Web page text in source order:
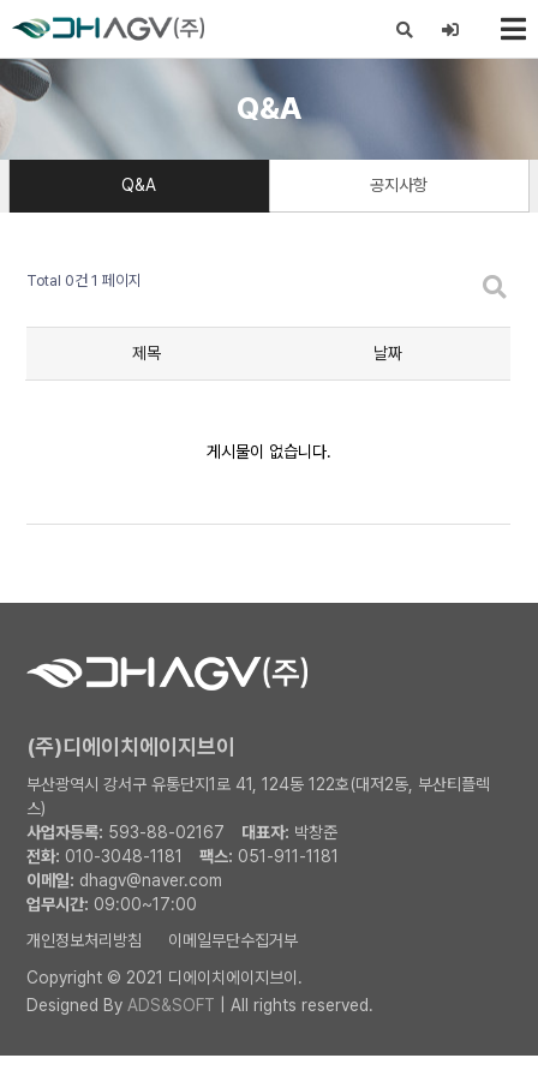
Q&A
Q&A 공지사항
Total 0건 1 페이지
제목 날짜
게시물이 없습니다.
(주)디에이치에이지브이
부산광역시 강서구 유통단지1로 41, 124동 122호(대저2동, 부산티플렉
스)
사업자등록: 593-88-02167 대표자: 박창준
전화: 010-3048-1181 팩스: 051-911-1181
이메일: dhagv@naver.com
업무시간: 09:00~17:00
개인정보처리방침
이메일무단수집거부
Copyright © 2021 디에이치에이지브이.
Designed By ADS&SOFT | All rights reserved.